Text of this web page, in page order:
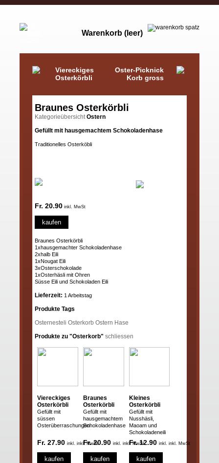
Warenkorb (leer)
Viereckiges
Osterkörbli
Oster-Picknick
Korb gross
Braunes Osterkörbli
KategorieübersichtOstern
Gefüllt mit hausgemachtem Schokoladenhase
Traditionelles Osterköbli
Fr. 20.90 inkl. MwSt
kaufen
Braunes Osterkörbli
1xhausgemachter Schokoladenhase
2xhalb Eili
1xNougat Eili
3xOsterschokolade
1xOsterhäsli mit Ohren
Süsse Eili und Schokoladen Eili
Lieferzeit: 1 Arbeitstag
Produkte Tags
Osternesteli Osterkorb Ostern Hase
Produkte zu "Osterkorb" schliessen
Viereckiges
Osterkörbli
Gefüllt mit
süssen
Osterüberraschungen
Fr. 27.90 inkl. inkl. MwSt
kaufen
Braunes
Osterkörbli
Gefüllt mit
hausgemachtem
Schokoladenhase
Fr. 20.90 inkl. inkl. MwSt
kaufen
Kleines
Osterkörbli
Gefüllt mit
Nusshäsli,
Maoam und
Schokoladeneili
Fr. 12.90 inkl. inkl. MwSt
kaufen